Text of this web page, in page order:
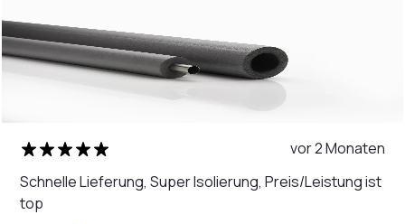
vor 2 Monaten
Schnelle Lieferung, Super Isolierung, Preis/Leistung ist
top